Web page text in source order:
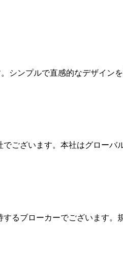
シンプルで直感的なデザイン
ございます。本社はグローバ
るブローカーでございます。